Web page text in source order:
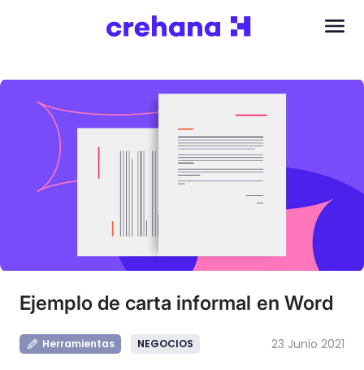
Ejemplo de carta informal en Word
Herramientas NEGOCIOS 23 Junio 2021